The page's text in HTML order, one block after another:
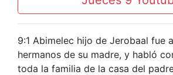
9:1 Abimelec hijo de Jerobaal fue
hermanos de su madre, y habló
toda la familia de la casa del